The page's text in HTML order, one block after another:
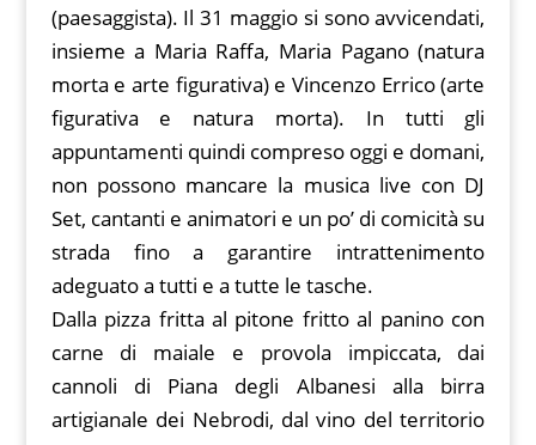
(paesaggista). Il 31 maggio si sono avvicendati,
insieme a Maria Raffa, Maria Pagano (natura
morta e arte figurativa) e Vincenzo Errico (arte
figurativa e natura morta). In tutti gli
appuntamenti quindi compreso oggi e domani,
non possono mancare la musica live con DJ
Set, cantanti e animatori e un po’ di comicità su
strada fino a garantire intrattenimento
adeguato a tutti e a tutte le tasche.
Dalla pizza fritta al pitone fritto al panino con
carne di maiale e provola impiccata, dai
cannoli di Piana degli Albanesi alla birra
artigianale dei Nebrodi, dal vino del territorio